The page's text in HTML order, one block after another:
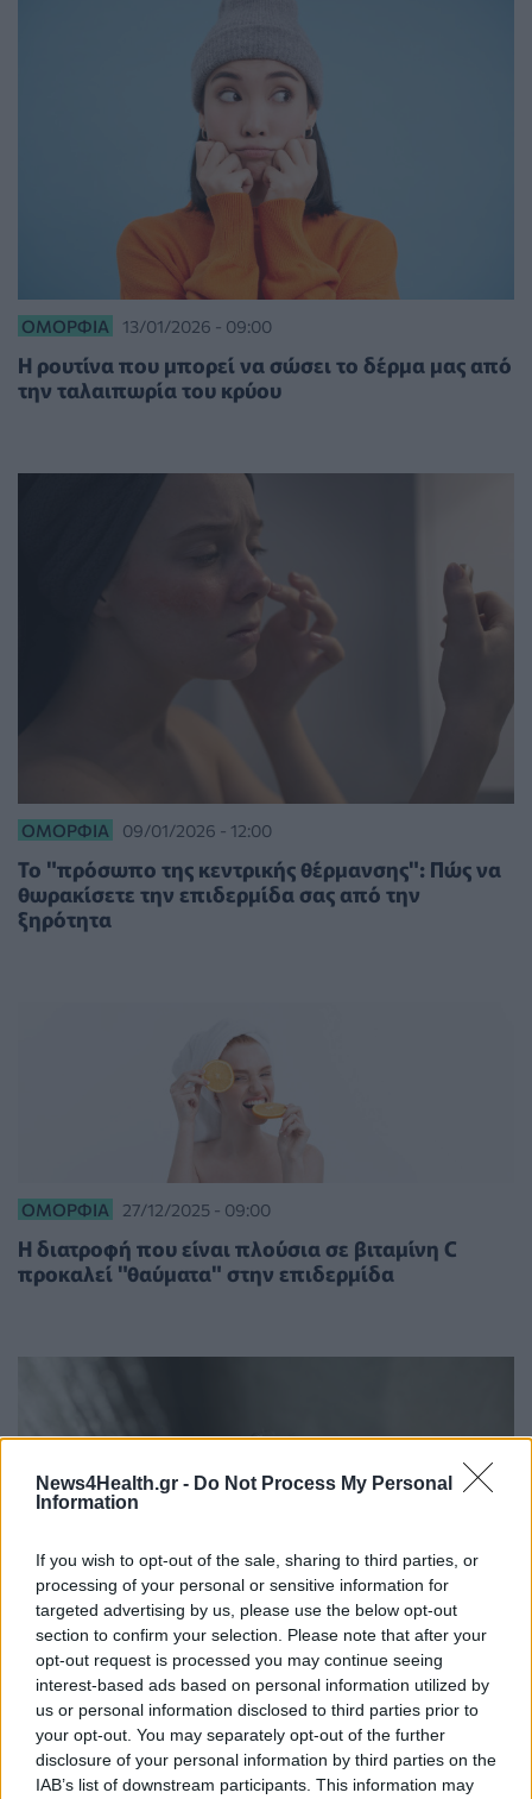
News4Health.gr - Do Not Process My Personal
Information
If you wish to opt-out of the sale, sharing to third parties, or
processing of your personal or sensitive information for
targeted advertising by us, please use the below opt-out
section to confirm your selection. Please note that after your
opt-out request is processed you may continue seeing
interest-based ads based on personal information utilized by
us or personal information disclosed to third parties prior to
your opt-out. You may separately opt-out of the further
disclosure of your personal information by third parties on the
IAB’s list of downstream participants. This information may
ΟΜΟΡΦΙΆ 13/01/2026 - 09:00
Η ρουτίνα που μπορεί να σώσει το δέρμα μας από
την ταλαιπωρία του κρύου
ΟΜΟΡΦΙΆ 09/01/2026 - 12:00
Το "πρόσωπο της κεντρικής θέρμανσης": Πώς να
θωρακίσετε την επιδερμίδα σας από την
ξηρότητα
ΟΜΟΡΦΙΆ 27/12/2025 - 09:00
Η διατροφή που είναι πλούσια σε βιταμίνη C
προκαλεί "θαύματα" στην επιδερμίδα
ΥΓΕΊΑ 17/12/2025 - 16:16
Ο πεντάλογος του σωστού ντους: Γιατί δεν πρέπει
να επιλέγετε το καυτό νερό